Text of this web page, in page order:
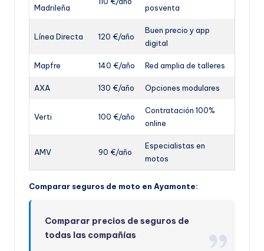
Madrileña
posventa
Línea Directa 120 €/año
Buen precio y app
digital
Mapfre 140 €/año Red amplia de talleres
AXA 130 €/año Opciones modulares
Verti 100 €/año
Contratación 100%
online
AMV 90 €/año
Especialistas en
motos
Comparar seguros de moto en Ayamonte:
Comparar precios de seguros de
todas las compañías